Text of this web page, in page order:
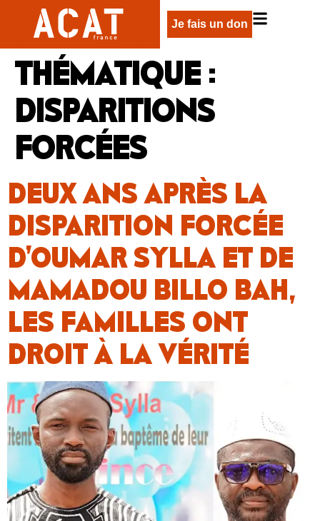
Je fais un don
THÉMATIQUE :
DISPARITIONS
FORCÉES
DEUX ANS APRÈS LA
DISPARITION FORCÉE
D’OUMAR SYLLA ET DE
MAMADOU BILLO BAH,
LES FAMILLES ONT
DROIT À LA VÉRITÉ